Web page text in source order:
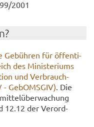
2001
Ge­büh­ren für öf­fen­ti­
des Mi­nis­te­ri­ums
und Ver­brauch­
Ge­bOMS­GIV). Die
12.12 der Ver­ord­